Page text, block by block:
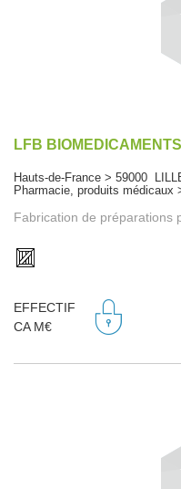
LFB BIOMEDICAMENTS
Hauts-de-France > 59000
Pharmacie, produits médicaux
Fabrication de préparations
EFFECTIF
CA M€